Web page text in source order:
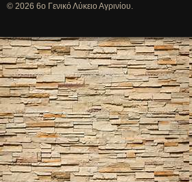
© 2026 6ο Γενικό Λύκειο Αγρινίου.